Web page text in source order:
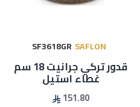
SAFLON
SF3618GR
قدور تركي جرانيت 18 سم
غطاء استيل
151.80